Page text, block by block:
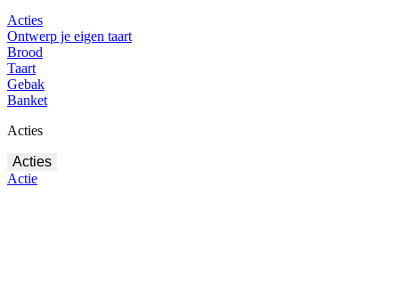
Acties
Ontwerp je eigen taart
Brood
Taart
Gebak
Banket
Acties
Acties
Actie